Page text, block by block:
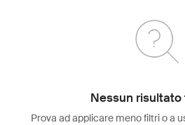
Nessun
Prova ad applicare meno filtri o a